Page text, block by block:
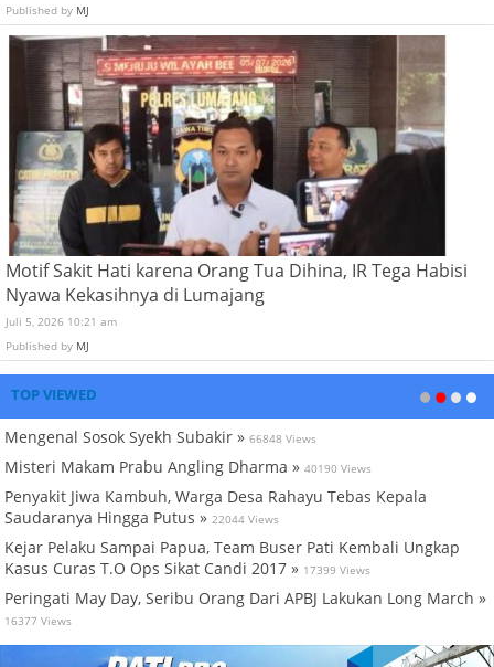
Published by MJ
Motif Sakit Hati karena Orang Tua Dihina, IR Tega Habisi
Nyawa Kekasihnya di Lumajang
Juli 5, 2026 10:21 am
Published by MJ
TOP VIEWED
Mengenal Sosok Syekh Subakir » 66848 Views
Misteri Makam Prabu Angling Dharma » 40190 Views
Penyakit Jiwa Kambuh, Warga Desa Rahayu Tebas Kepala
Saudaranya Hingga Putus » 22044 Views
Kejar Pelaku Sampai Papua, Team Buser Pati Kembali Ungkap
Kasus Curas T.O Ops Sikat Candi 2017 » 17399 Views
Peringati May Day, Seribu Orang Dari APBJ Lakukan Long March »
16377 Views